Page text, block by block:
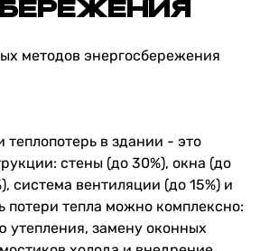
в здании - это
стены (до 30%), окна (до
система вентиляции (до 15%) и
потери тепла можно комплексно:
утепления, замену оконных